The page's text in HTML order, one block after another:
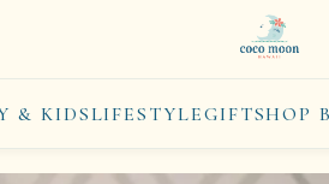
& KIDSLIFESTYLEGIFTSHOP